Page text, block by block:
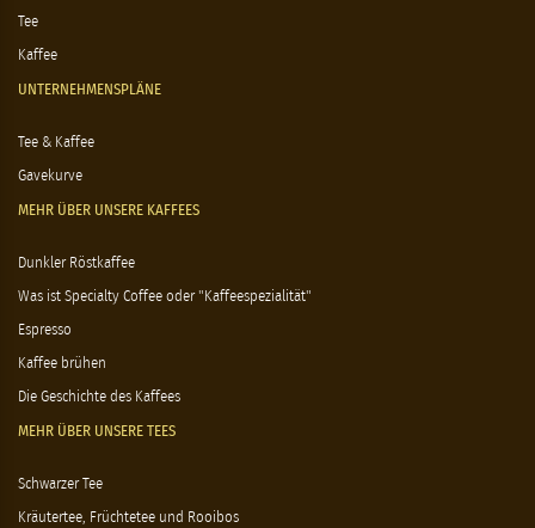
Tee
Kaffee
UNTERNEHMENSPLÄNE
Tee & Kaffee
Gavekurve
MEHR ÜBER UNSERE KAFFEES
Dunkler Röstkaffee
Was ist Specialty Coffee oder "Kaffeespezialität"
Espresso
Kaffee brühen
Die Geschichte des Kaffees
MEHR ÜBER UNSERE TEES
Schwarzer Tee
Kräutertee, Früchtetee und Rooibos